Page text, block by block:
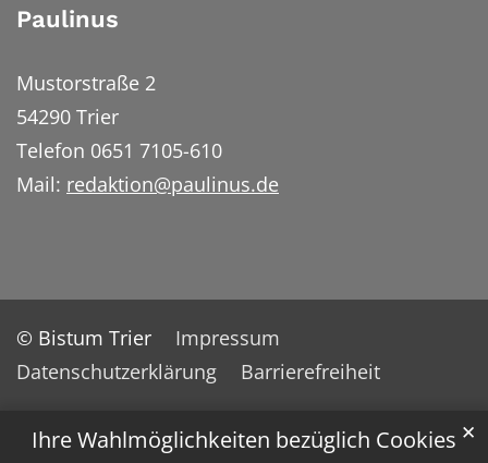
Ihre Wahlmöglichkeiten bezüglich Cookies ✕
Paulinus
Mustorstraße 2
54290 Trier
Telefon 0651 7105-610
Mail: redaktion@paulinus.de
© Bistum Trier
Impressum
Datenschutzerklärung
Barrierefreiheit